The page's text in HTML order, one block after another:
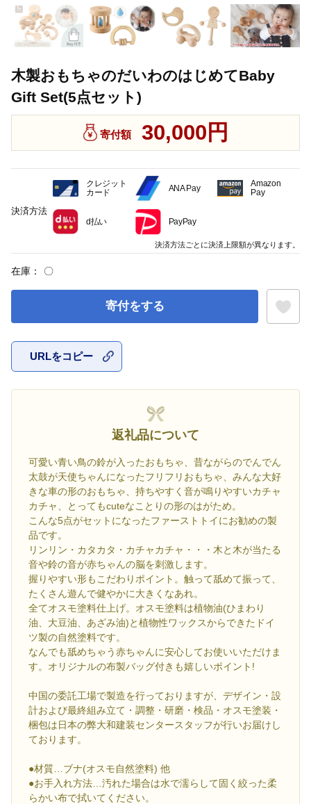
木製おもちゃのだいわのはじめてBaby
Gift Set(5点セット)
寄付額 30,000円
在庫： 〇
寄付をする
URLをコピー
返礼品について
可愛い青い鳥の鈴が入ったおもちゃ、昔ながらのでんでん
太鼓が天使ちゃんになったフリフリおもちゃ、みんな大好
きな車の形のおもちゃ、持ちやすく音が鳴りやすいカチャ
カチャ、とってもcuteなことりの形のはがため。
こんな5点がセットになったファーストトイにお勧めの製
品です。
リンリン・カタカタ・カチャカチャ・・・木と木が当たる
音や鈴の音が赤ちゃんの脳を刺激します。
握りやすい形もこだわりポイント。触って舐めて振って、
たくさん遊んで健やかに大きくなあれ。
全てオスモ塗料仕上げ。オスモ塗料は植物油(ひまわり
油、大豆油、あざみ油)と植物性ワックスからできたドイ
ツ製の自然塗料です。
なんでも舐めちゃう赤ちゃんに安心してお使いいただけま
す。オリジナルの布製バッグ付きも嬉しいポイント!
中国の委託工場で製造を行っておりますが、デザイン・設
計および最終組み立て・調整・研磨・検品・オスモ塗装・
梱包は日本の弊大和建装センタースタッフが行いお届けし
ております。
●材質…ブナ(オスモ自然塗料) 他
●お手入れ方法…汚れた場合は水で濡らして固く絞った柔
らかい布で拭いてください。
決済方法
クレジット
カード
ANA Pay
Amazon
Pay
d払い PayPay
決済方法ごとに決済上限額が異なります。